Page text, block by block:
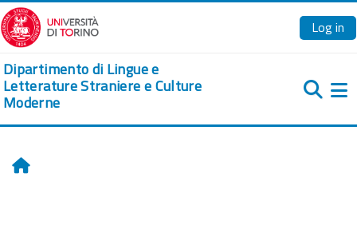
Ves al contingut principal
Log in
Dipartimento di Lingue e
Letterature Straniere e Culture
Moderne
Home